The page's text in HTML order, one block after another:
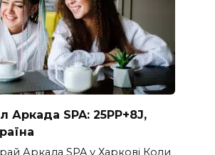
Аркада SPA: 25PP+8J,
Аркада SPA у Харкові Коли